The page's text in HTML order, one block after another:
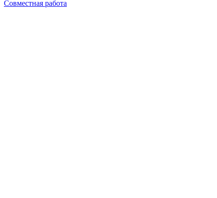
Совместная работа